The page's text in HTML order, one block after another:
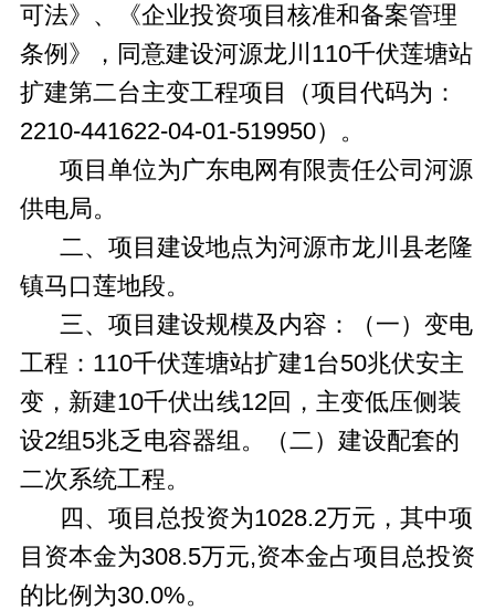
可法》、《企业投资项目核准和备案管理
条例》，同意建设河源龙川110千伏莲塘站
扩建第二台主变工程项目（项目代码为：
2210-441622-04-01-519950）。
项目单位为广东电网有限责任公司河源
供电局。
二、项目建设地点为河源市龙川县老隆
镇马口莲地段。
三、项目建设规模及内容：（一）变电
工程：110千伏莲塘站扩建1台50兆伏安主
变，新建10千伏出线12回，主变低压侧装
设2组5兆乏电容器组。（二）建设配套的
二次系统工程。
四、项目总投资为1028.2万元，其中项
目资本金为308.5万元,资本金占项目总投资
的比例为30.0%。